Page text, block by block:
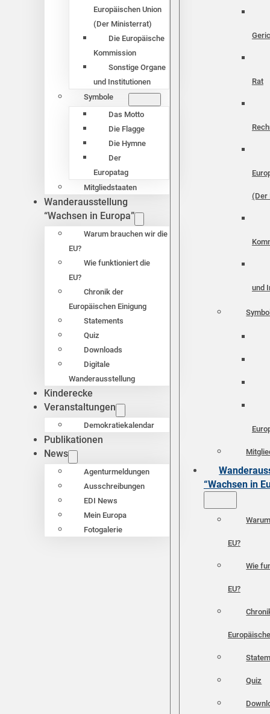
Europäischen Union
(Der Ministerrat)
Die Europäische
Kommission
Sonstige Organe
und Institutionen
Symbole
Das Motto
Die Flagge
Die Hymne
Der
Europatag
Mitgliedstaaten
Wanderausstellung
“Wachsen in Europa”
Warum brauchen wir die
EU?
Wie funktioniert die
EU?
Chronik der
Europäischen Einigung
Statements
Quiz
Downloads
Digitale
Wanderausstellung
Kinderecke
Veranstaltungen
Demokratiekalendar
Publikationen
News
Agenturmeldungen
Ausschreibungen
EDI News
Mein Europa
Fotogalerie
Rat
(Der
und
“Wachsen in
EU?
Wie
EU?
Quiz